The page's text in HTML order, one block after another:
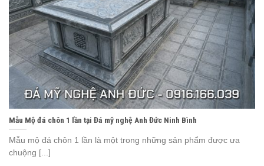
Mẫu Mộ đá chôn 1 lần tại Đá mỹ nghệ Anh Đức Ninh Bình
Mẫu mộ đá chôn 1 lần là một trong những sản phẩm được ưa
chuộng [...]